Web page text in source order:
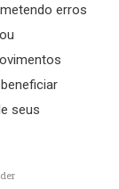
erros
seus